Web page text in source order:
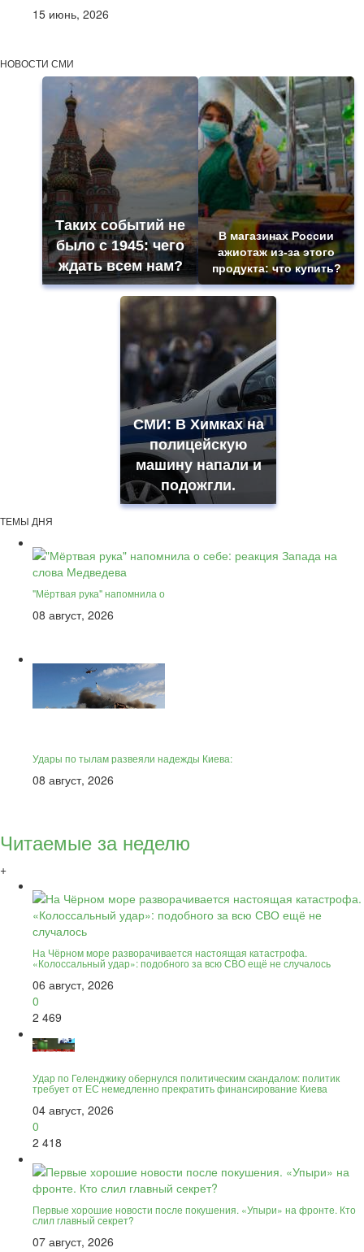
15 июнь, 2026
НОВОСТИ СМИ
Таких событий не
было с 1945: чего
ждать всем нам?
В магазинах России
ажиотаж из-за этого
продукта: что купить?
СМИ: В Химках на
полицейскую
машину напали и
подожгли.
ТЕМЫ ДНЯ
"Мёртвая рука" напомнила о
08 август, 2026
Удары по тылам развеяли надежды Киева:
08 август, 2026
Читаемые за неделю
+
На Чёрном море разворачивается настоящая катастрофа.
«Колоссальный удар»: подобного за всю СВО ещё не случалось
06 август, 2026
0
2 469
Удар по Геленджику обернулся политическим скандалом: политик
требует от ЕС немедленно прекратить финансирование Киева
04 август, 2026
0
2 418
Первые хорошие новости после покушения. «Упыри» на фронте. Кто
слил главный секрет?
07 август, 2026